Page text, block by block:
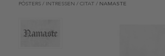
PÓSTERS / INTRESSEN / CITAT / NAMASTE